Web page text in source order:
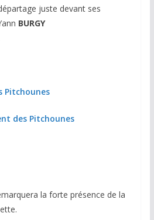
juste devant ses
BURGY
Pitchounes
des Pitchounes
la forte présence de la